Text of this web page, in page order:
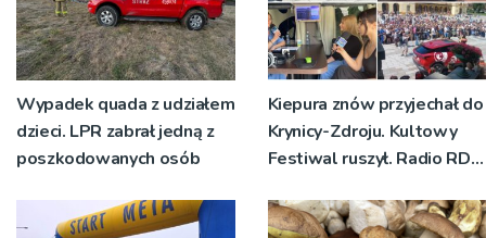
Wypadek quada z udziałem
dzieci. LPR zabrał jedną z
poszkodowanych osób
Kiepura znów przyjechał do
Krynicy-Zdroju. Kultowy
Festiwal ruszył. Radio RDN
żywo [ZDJĘCIA]